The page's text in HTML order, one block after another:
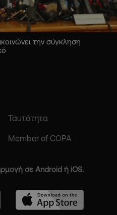
την σύγκληση
Ταυτότητα
Member of COPA
σε Android ή iOS.